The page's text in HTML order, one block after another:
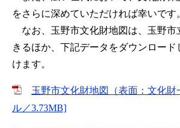
をさらに深めていただければ幸いです
なお、玉野市文化財地図は、玉野市
きるほか、下記データをダウンロー
けます。
玉野市文化財地図（表面：文化財
ル／3.73MB]